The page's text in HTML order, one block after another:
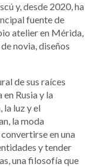
y, desde 2020, ha
fuente de
atelier en Mérida,
novia, diseños
de sus raíces
Rusia y la
la luz y el
la moda
en una
y tender
una filosofía que